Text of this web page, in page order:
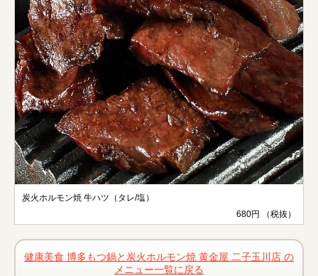
炭火ホルモン焼 牛ハツ（タレ/塩）
680円 （税抜）
健康美食 博多もつ鍋と炭火ホルモン焼 黄金屋 二子玉川店 の
メニュー一覧に戻る